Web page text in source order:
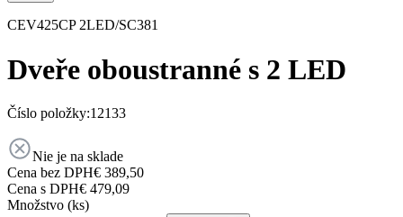
CEV425CP 2LED/SC381
Dveře oboustranné s 2 LED
Číslo položky:12133
Nie je na sklade
Cena bez DPH€ 389,50
Cena s DPH€ 479,09
Množstvo (ks)